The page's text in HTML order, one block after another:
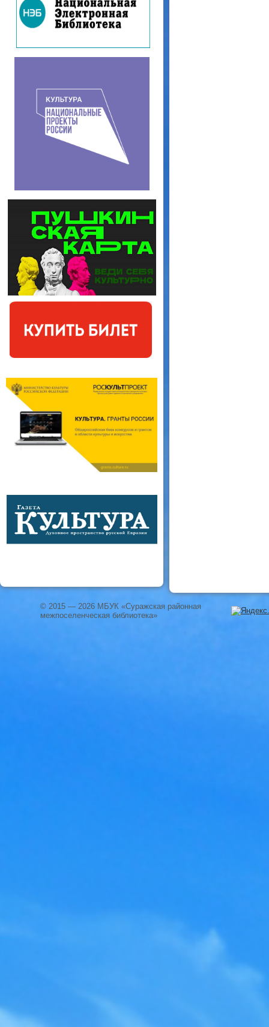
© 2015 — 2026 МБУК «Суражская районная
межпоселенческая библиотека»